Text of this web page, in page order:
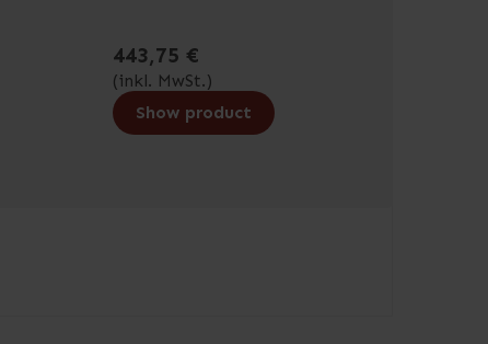
443,75 €
(inkl. MwSt.)
Show product